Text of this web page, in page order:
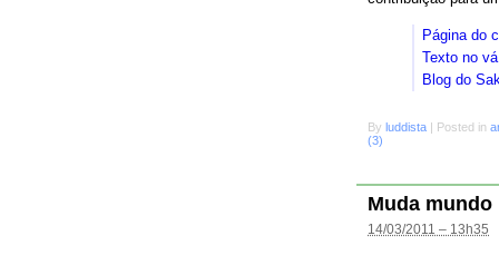
Página do
Texto no
Blog do
By luddista Posted in
(3)
Muda mundo
14/03/2011 – 13h35